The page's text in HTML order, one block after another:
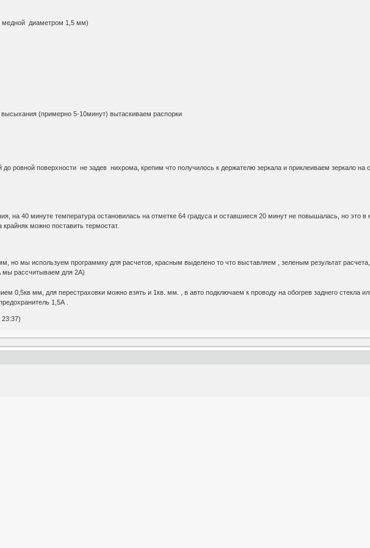
медной диаметром 1,5 мм)
(примерно 5-10минут) вытаскиваем распорки
ровной поверхности не задев нихрома, крепим что получилось к держателю зеркала и приклеиваем зеркало на
на 40 минуте температура остановилась на отметке 64 градуса и оставшиеся 20 минут не повышалась, но это
можно поставить термостат.
но мы используем программку для расчетов, красным выделено то что выставляем , зеленым результат
мы рассчитываем для 2А)
0,5кв мм, для перестраховки можно взять и 1кв. мм. , в авто подключаем к проводу на обогрев заднего стекла
1,5А .
23:37)